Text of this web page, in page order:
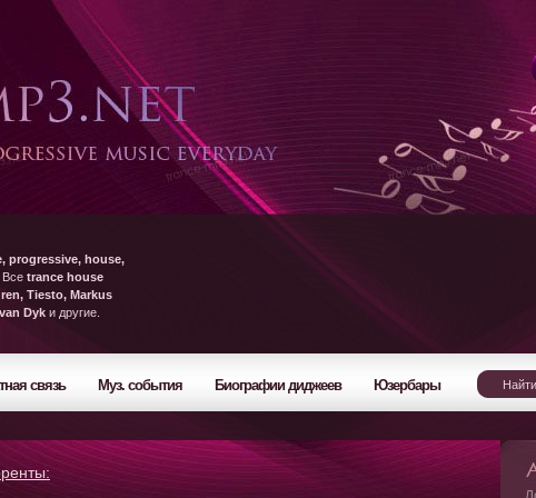
progressive, house,
Все trance house
Tiesto, Markus
Dyk и другие.
связь Муз. события Биографии диджеев Юзербары